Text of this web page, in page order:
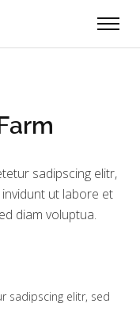
sadipscing elitr,
ut labore et
diam voluptua.
sadipscing elitr, sed